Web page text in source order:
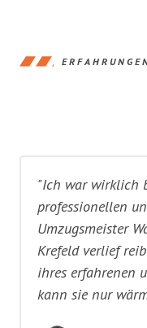
"Ich war wirklich
professionellen
Umzugsmeister
Krefeld verlief
ihres erfahrenen
kann sie nur